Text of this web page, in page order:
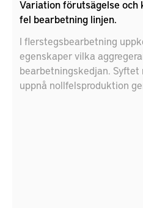
Variation förutsägelse
fel bearbetning linjen.
I flerstegsbearbetning
egenskaper vilka
bearbetningskedjan.
uppnå nollfelsproduktion